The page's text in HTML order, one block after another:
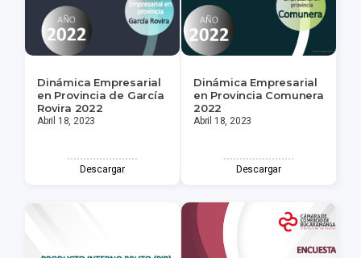
Dinámica Empresarial
en Provincia de García
Rovira 2022
Abril 18, 2023
Descargar
Dinámica Empresarial
en Provincia Comunera
2022
Abril 18, 2023
Descargar